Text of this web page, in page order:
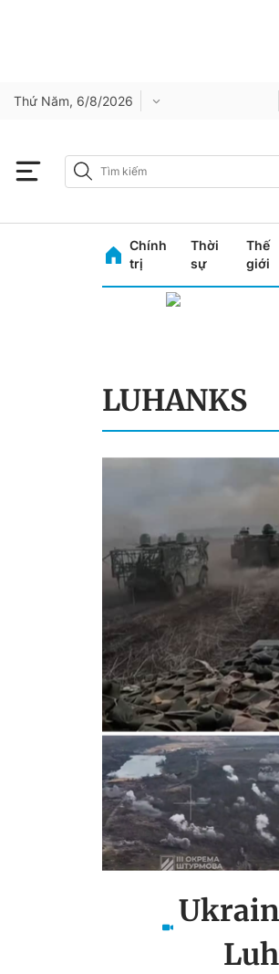
Thứ Năm, 6/8/2026
Chính
trị
Thời
sự
Thế
giới
LUHANKS